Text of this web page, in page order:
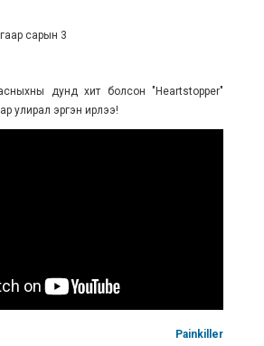
сарын 3
дунд хит болсон "Heartstopper"
улирал эргэн ирлээ!
Painkiller